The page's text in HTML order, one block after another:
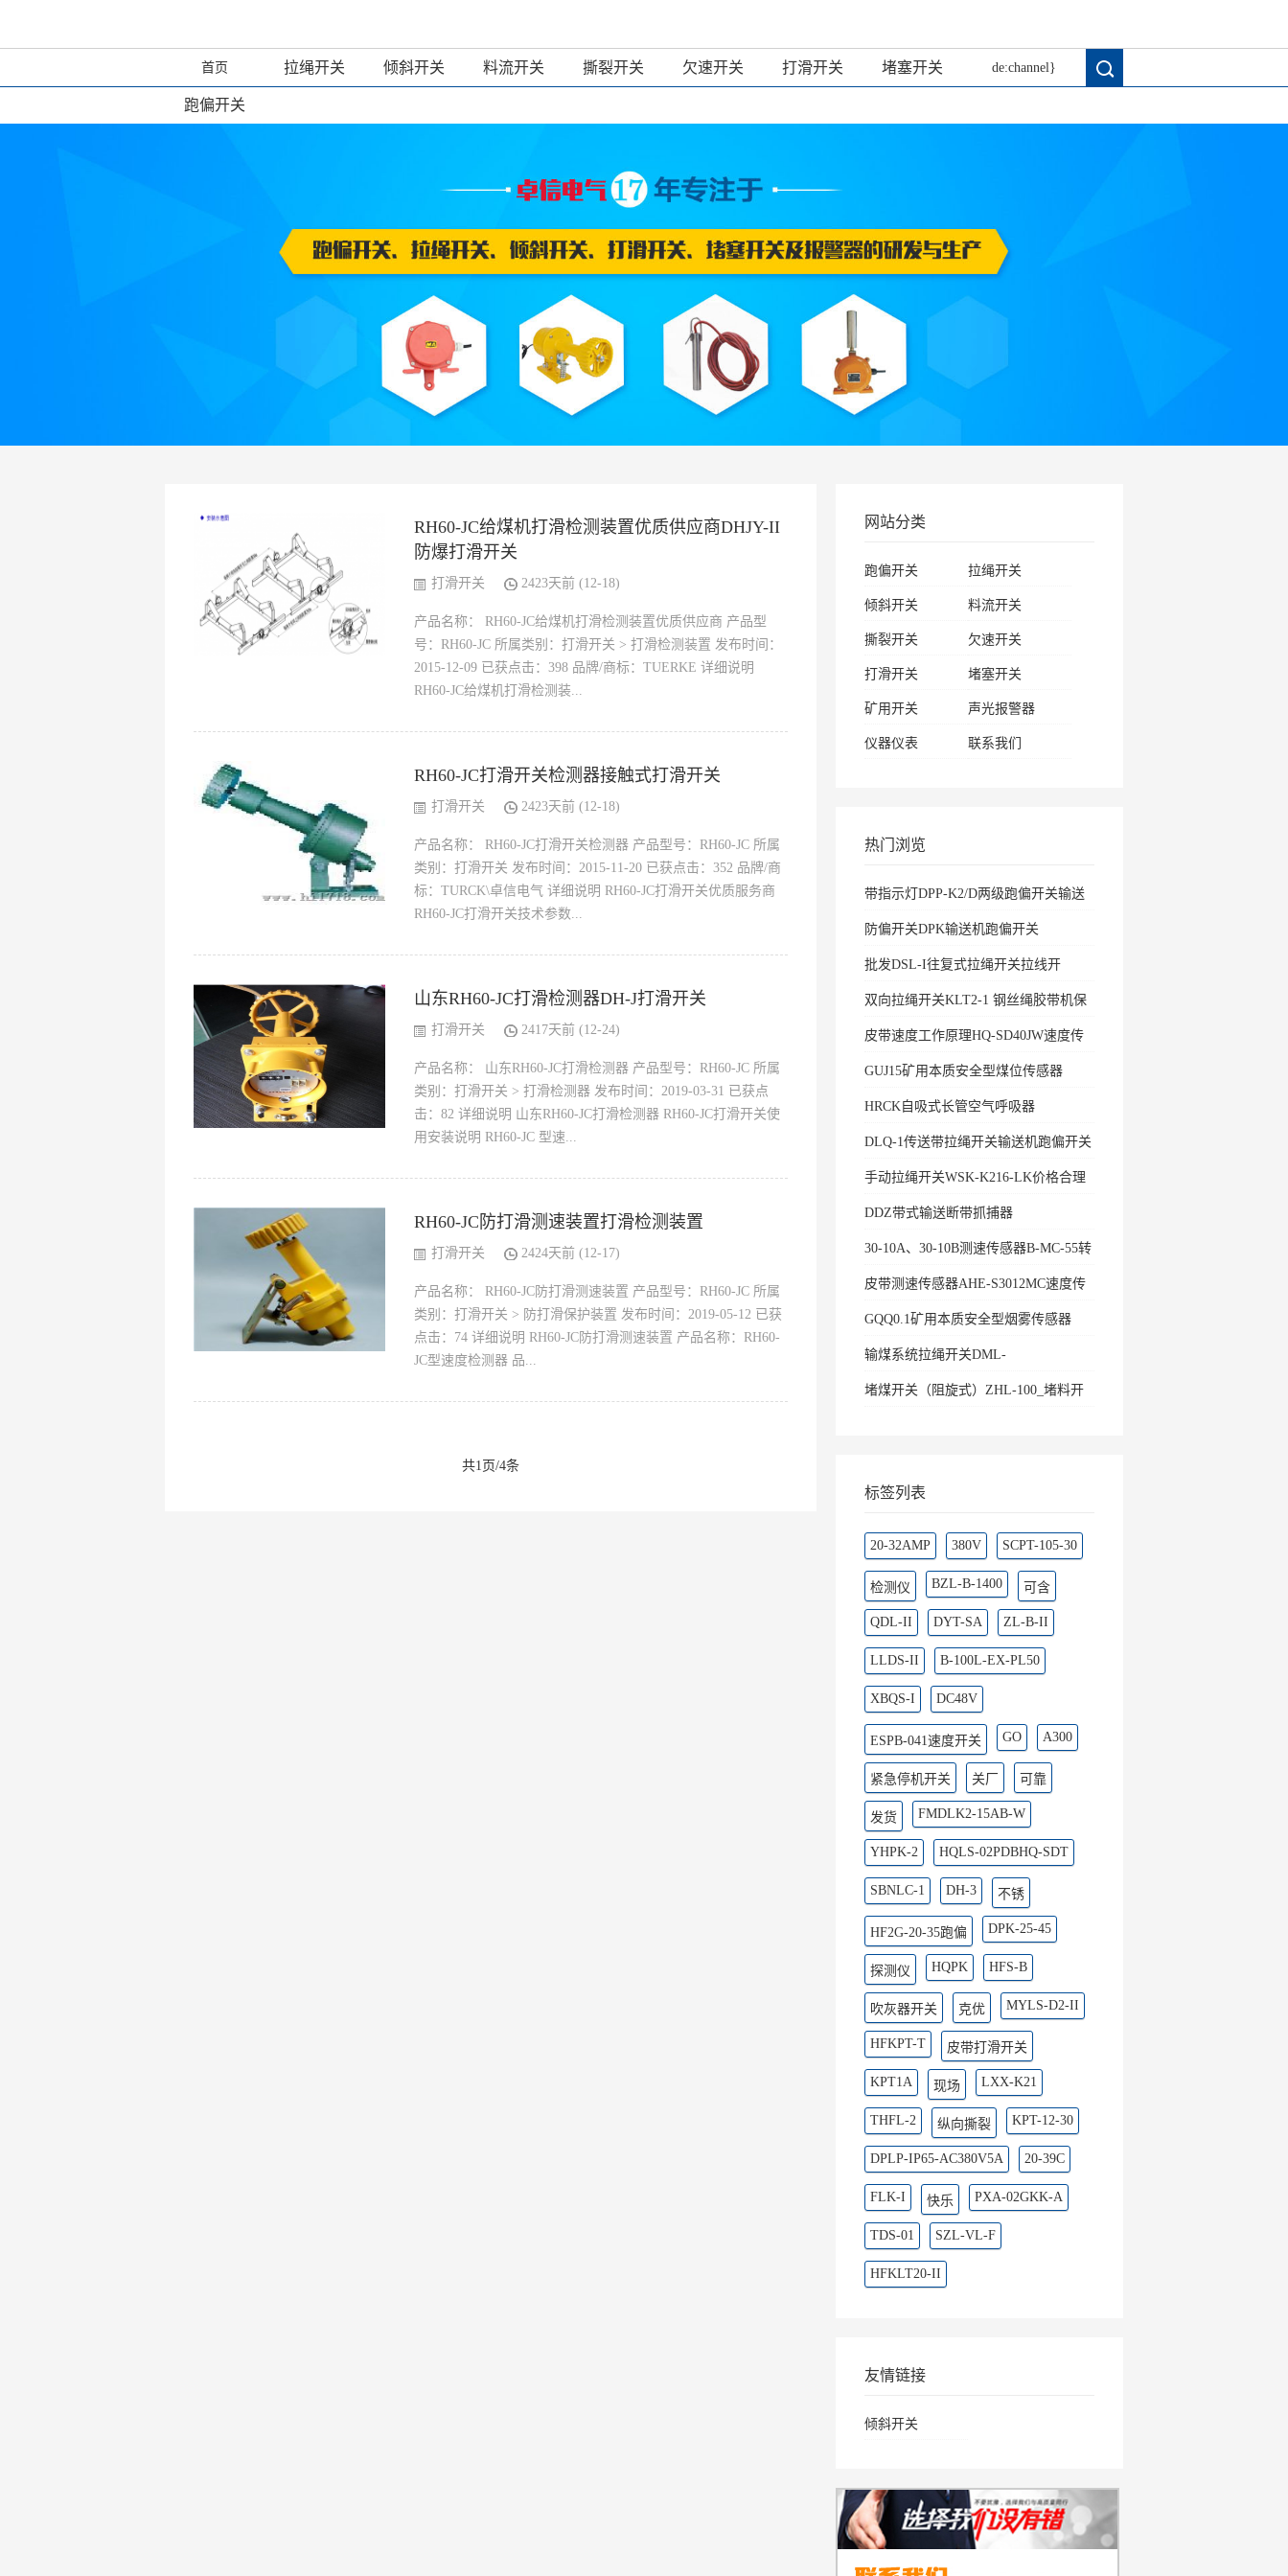
首页
跑偏开关
拉绳开关 倾斜开关 料流开关 撕裂开关 欠速开关 打滑开关 堵塞开关 de:channel}
RH60-JC给煤机打滑检测装置优质供应商DHJY-II
防爆打滑开关
打滑开关 2423天前 (12-18)
产品名称： RH60-JC给煤机打滑检测装置优质供应商 产品型
号：RH60-JC 所属类别：打滑开关 > 打滑检测装置 发布时间：
2015-12-09 已获点击：398 品牌/商标：TUERKE 详细说明
RH60-JC给煤机打滑检测装...
RH60-JC打滑开关检测器接触式打滑开关
打滑开关 2423天前 (12-18)
产品名称： RH60-JC打滑开关检测器 产品型号：RH60-JC 所属
类别：打滑开关 发布时间：2015-11-20 已获点击：352 品牌/商
标：TURCK\卓信电气 详细说明 RH60-JC打滑开关优质服务商
RH60-JC打滑开关技术参数...
山东RH60-JC打滑检测器DH-J打滑开关
打滑开关 2417天前 (12-24)
产品名称： 山东RH60-JC打滑检测器 产品型号：RH60-JC 所属
类别：打滑开关 > 打滑检测器 发布时间：2019-03-31 已获点
击：82 详细说明 山东RH60-JC打滑检测器 RH60-JC打滑开关使
用安装说明 RH60-JC 型速...
RH60-JC防打滑测速装置打滑检测装置
打滑开关 2424天前 (12-17)
产品名称： RH60-JC防打滑测速装置 产品型号：RH60-JC 所属
类别：打滑开关 > 防打滑保护装置 发布时间：2019-05-12 已获
点击：74 详细说明 RH60-JC防打滑测速装置 产品名称：RH60-
JC型速度检测器 品...
共1页/4条
网站分类
跑偏开关 拉绳开关
倾斜开关 料流开关
撕裂开关 欠速开关
打滑开关 堵塞开关
矿用开关 声光报警器
仪器仪表 联系我们
热门浏览
带指示灯DPP-K2/D两级跑偏开关输送
防偏开关DPK输送机跑偏开关
批发DSL-I往复式拉绳开关拉线开
双向拉绳开关KLT2-1 钢丝绳胶带机保
皮带速度工作原理HQ-SD40JW速度传
GUJ15矿用本质安全型煤位传感器
HRCK自吸式长管空气呼吸器
DLQ-1传送带拉绳开关输送机跑偏开关
手动拉绳开关WSK-K216-LK价格合理
DDZ带式输送断带抓捕器
30-10A、30-10B测速传感器B-MC-55转
皮带测速传感器AHE-S3012MC速度传
GQQ0.1矿用本质安全型烟雾传感器
输煤系统拉绳开关DML-
堵煤开关（阻旋式）ZHL-100_堵料开
标签列表
20-32AMP 380V SCPT-105-30
检测仪 BZL-B-1400 可含
QDL-II DYT-SA ZL-B-II
LLDS-II B-100L-EX-PL50
XBQS-I DC48V
ESPB-041速度开关 GO A300
紧急停机开关 关厂 可靠
发货 FMDLK2-15AB-W
YHPK-2 HQLS-02PDBHQ-SDT
SBNLC-1 DH-3 不锈
HF2G-20-35跑偏 DPK-25-45
探测仪 HQPK HFS-B
吹灰器开关 克优 MYLS-D2-II
HFKPT-T 皮带打滑开关
KPT1A 现场 LXX-K21
THFL-2 纵向撕裂 KPT-12-30
DPLP-IP65-AC380V5A 20-39C
FLK-I 快乐 PXA-02GKK-A
TDS-01 SZL-VL-F
HFKLT20-II
友情链接
倾斜开关